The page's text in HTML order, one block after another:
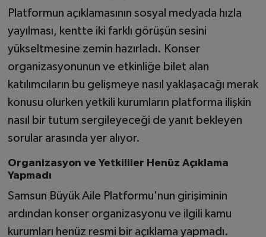
Platformun açıklamasının sosyal medyada hızla
yayılması, kentte iki farklı görüşün sesini
yükseltmesine zemin hazırladı. Konser
organizasyonunun ve etkinliğe bilet alan
katılımcıların bu gelişmeye nasıl yaklaşacağı merak
konusu olurken yetkili kurumların platforma ilişkin
nasıl bir tutum sergileyeceği de yanıt bekleyen
sorular arasında yer alıyor.
Organizasyon ve Yetkililer Henüz Açıklama
Yapmadı
Samsun Büyük Aile Platformu'nun girişiminin
ardından konser organizasyonu ve ilgili kamu
kurumları henüz resmi bir açıklama yapmadı.